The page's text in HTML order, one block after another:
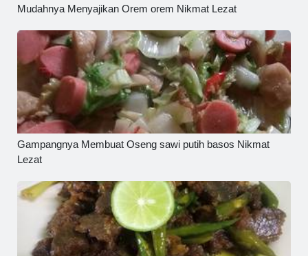
Mudahnya Menyajikan Orem orem Nikmat Lezat
Gampangnya Membuat Oseng sawi putih basos Nikmat
Lezat